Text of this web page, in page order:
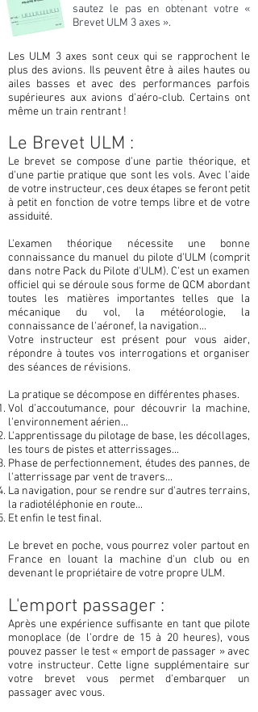
sautez le pas en obtenant votre «
Brevet ULM 3 axes ».
Les ULM 3 axes sont ceux qui se rapprochent le
plus des avions. Ils peuvent être à ailes hautes ou
ailes basses et avec des performances parfois
supérieures aux avions d'aéro-club. Certains ont
même un train rentrant !
Le Brevet ULM :
Le brevet se compose d'une partie théorique, et
d'une partie pratique que sont les vols. Avec l'aide
de votre instructeur, ces deux étapes se feront petit
à petit en fonction de votre temps libre et de votre
assiduité.
L'examen théorique nécessite une bonne
connaissance du manuel du pilote d'ULM (comprit
dans notre Pack du Pilote d'ULM). C'est un examen
officiel qui se déroule sous forme de QCM abordant
toutes les matières importantes telles que la
mécanique du vol, la météorologie, la
connaissance de l'aéronef, la navigation...
Votre instructeur est présent pour vous aider,
répondre à toutes vos interrogations et organiser
des séances de révisions.
La pratique se décompose en différentes phases.
Vol d’accoutumance, pour découvrir la machine,
l'environnement aérien...
L'apprentissage du pilotage de base, les décollages,
les tours de pistes et atterrissages...
Phase de perfectionnement, études des pannes, de
l'atterrissage par vent de travers...
La navigation, pour se rendre sur d'autres terrains,
la radiotéléphonie en route...
Et enfin le test final.
Le brevet en poche, vous pourrez voler partout en
France en louant la machine d'un club ou en
devenant le propriétaire de votre propre ULM.
L'emport passager :
Après une expérience suffisante en tant que pilote
monoplace (de l’ordre de 15 à 20 heures), vous
pouvez passer le test « emport de passager » avec
votre instructeur. Cette ligne supplémentaire sur
votre brevet vous permet d'embarquer un
passager avec vous.